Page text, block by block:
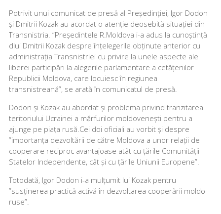
Potrivit unui comunicat de presă al Președinției, Igor Dodon
și Dmitrii Kozak au acordat o atenție deosebită situației din
Transnistria. ”Președintele R.Moldova i-a adus la cunoștință
dlui Dmitrii Kozak despre înțelegerile obținute anterior cu
administrația Transnistriei cu privire la unele aspecte ale
liberei participări la alegerile parlamentare a cetățenilor
Republicii Moldova, care locuiesc în regiunea
transnistreană”, se arată în comunicatul de presă.
Dodon și Kozak au abordat și problema privind tranzitarea
teritoriului Ucrainei a mărfurilor moldovenești pentru a
ajunge pe piața rusă.Cei doi oficiali au vorbit și despre
”importanța dezvoltării de către Moldova a unor relații de
cooperare reciproc avantajoase atât cu țările Comunității
Statelor Independente, cât și cu țările Uniunii Europene”.
Totodată, Igor Dodon i-a mulțumit lui Kozak pentru
”susținerea practică activă în dezvoltarea cooperării moldo-
ruse”.